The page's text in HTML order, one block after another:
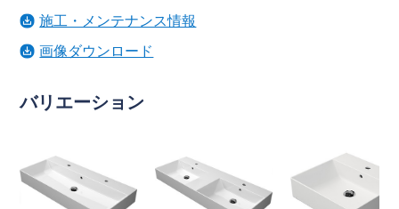
施工・メンテナンス情報
画像ダウンロード
バリエーション